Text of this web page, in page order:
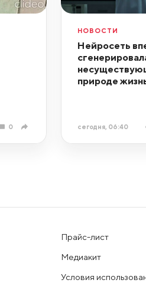
0
НОВОСТИ
Нейросеть
природе
сегодня, 06:40
Прайс-лист
Медиакит
Условия